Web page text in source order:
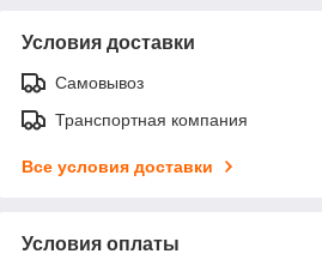
Условия доставки
Самовывоз
Транспортная компания
Все условия доставки
Условия оплаты